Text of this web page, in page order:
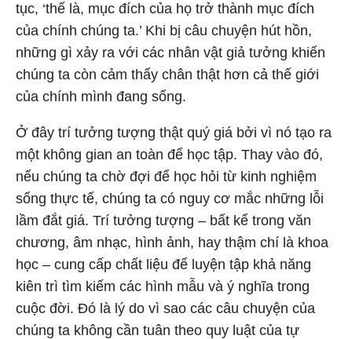
tục, ‘thế là, mục đích của họ trở thành mục đích
của chính chúng ta.’ Khi bị câu chuyện hút hồn,
những gì xảy ra với các nhân vật giả tưởng khiến
chúng ta còn cảm thấy chân thật hơn cả thế giới
của chính mình đang sống.
Ở đây trí tưởng tượng thật quý giá bởi vì nó tạo ra
một không gian an toàn để học tập. Thay vào đó,
nếu chúng ta chờ đợi để học hỏi từ kinh nghiệm
sống thực tế, chúng ta có nguy cơ mắc những lỗi
lầm đắt giá. Trí tưởng tượng – bất kể trong văn
chương, âm nhạc, hình ảnh, hay thậm chí là khoa
học – cung cấp chất liệu để luyện tập khả năng
kiên trì tìm kiếm các hình mẫu và ý nghĩa trong
cuộc đời. Đó là lý do vì sao các câu chuyện của
chúng ta không cần tuân theo quy luật của tự